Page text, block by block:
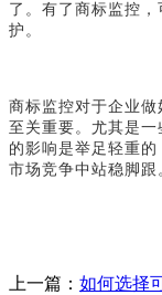
了。有了商标监控
护。
商标监控对于企业
至关重要。尤其是
的影响是举足轻重
市场竞争中站稳脚跟
上一篇： 如何选择